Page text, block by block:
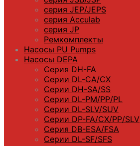
серия JEP/JEPS
серия Acculab
серия JP
Ремкомплекты
Насосы PU Pumps
Насосы DEPA
Серия DH-FA
Серии DL-CA/CX
Серии DH-SA/SS
Серии DL-PM/РР/PL
Серии DL-SLV/SUV
Серии DP-FA/CX/PP/SLV
Серия DB-ЕSA/FSA
Серии DL-SF/SFS